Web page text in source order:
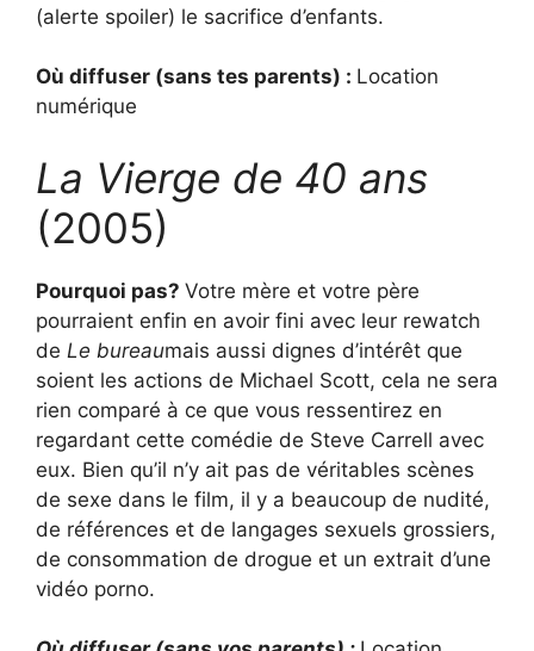
(alerte spoiler) le sacrifice d’enfants.
Où diffuser (sans tes parents) : Location
numérique
La Vierge de 40 ans
(2005)
Pourquoi pas? Votre mère et votre père
pourraient enfin en avoir fini avec leur rewatch
de Le bureaumais aussi dignes d’intérêt que
soient les actions de Michael Scott, cela ne sera
rien comparé à ce que vous ressentirez en
regardant cette comédie de Steve Carrell avec
eux. Bien qu’il n’y ait pas de véritables scènes
de sexe dans le film, il y a beaucoup de nudité,
de références et de langages sexuels grossiers,
de consommation de drogue et un extrait d’une
vidéo porno.